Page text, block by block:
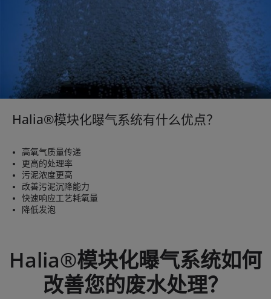
Halia®模块化曝气系统有什么优点？
高氧气质量传递
更高的处理率
污泥浓度更高
改善污泥沉降能力
快速响应工艺耗氧量
降低发泡
Halia®模块化曝气系统如何
改善您的废水处理？